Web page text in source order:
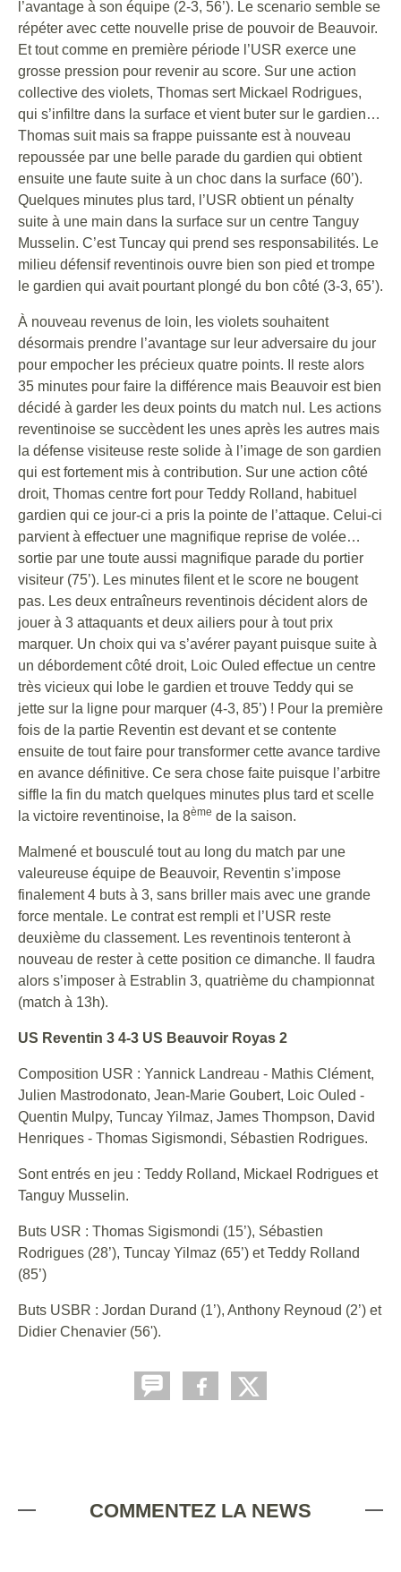
l’avantage à son équipe (2-3, 56’). Le scenario semble se
répéter avec cette nouvelle prise de pouvoir de Beauvoir.
Et tout comme en première période l’USR exerce une
grosse pression pour revenir au score. Sur une action
collective des violets, Thomas sert Mickael Rodrigues,
qui s’infiltre dans la surface et vient buter sur le gardien…
Thomas suit mais sa frappe puissante est à nouveau
repoussée par une belle parade du gardien qui obtient
ensuite une faute suite à un choc dans la surface (60’).
Quelques minutes plus tard, l’USR obtient un pénalty
suite à une main dans la surface sur un centre Tanguy
Musselin. C’est Tuncay qui prend ses responsabilités. Le
milieu défensif reventinois ouvre bien son pied et trompe
le gardien qui avait pourtant plongé du bon côté (3-3, 65’).
À nouveau revenus de loin, les violets souhaitent
désormais prendre l’avantage sur leur adversaire du jour
pour empocher les précieux quatre points. Il reste alors
35 minutes pour faire la différence mais Beauvoir est bien
décidé à garder les deux points du match nul. Les actions
reventinoise se succèdent les unes après les autres mais
la défense visiteuse reste solide à l’image de son gardien
qui est fortement mis à contribution. Sur une action côté
droit, Thomas centre fort pour Teddy Rolland, habituel
gardien qui ce jour-ci a pris la pointe de l’attaque. Celui-ci
parvient à effectuer une magnifique reprise de volée…
sortie par une toute aussi magnifique parade du portier
visiteur (75’). Les minutes filent et le score ne bougent
pas. Les deux entraîneurs reventinois décident alors de
jouer à 3 attaquants et deux ailiers pour à tout prix
marquer. Un choix qui va s’avérer payant puisque suite à
un débordement côté droit, Loic Ouled effectue un centre
très vicieux qui lobe le gardien et trouve Teddy qui se
jette sur la ligne pour marquer (4-3, 85’) ! Pour la première
fois de la partie Reventin est devant et se contente
ensuite de tout faire pour transformer cette avance tardive
en avance définitive. Ce sera chose faite puisque l’arbitre
siffle la fin du match quelques minutes plus tard et scelle
la victoire reventinoise, la 8ème de la saison.
Malmené et bousculé tout au long du match par une
valeureuse équipe de Beauvoir, Reventin s’impose
finalement 4 buts à 3, sans briller mais avec une grande
force mentale. Le contrat est rempli et l’USR reste
deuxième du classement. Les reventinois tenteront à
nouveau de rester à cette position ce dimanche. Il faudra
alors s’imposer à Estrablin 3, quatrième du championnat
(match à 13h).
US Reventin 3 4-3 US Beauvoir Royas 2
Composition USR : Yannick Landreau - Mathis Clément,
Julien Mastrodonato, Jean-Marie Goubert, Loic Ouled -
Quentin Mulpy, Tuncay Yilmaz, James Thompson, David
Henriques - Thomas Sigismondi, Sébastien Rodrigues.
Sont entrés en jeu : Teddy Rolland, Mickael Rodrigues et
Tanguy Musselin.
Buts USR : Thomas Sigismondi (15’), Sébastien
Rodrigues (28’), Tuncay Yilmaz (65’) et Teddy Rolland
(85’)
Buts USBR : Jordan Durand (1’), Anthony Reynoud (2’) et
Didier Chenavier (56').
COMMENTEZ LA NEWS